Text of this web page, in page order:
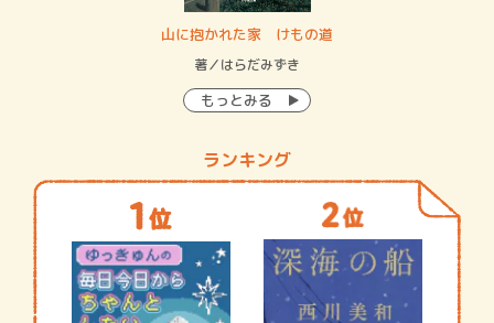
山に抱かれた家 けもの道
著／はらだみずき
もっとみる
ランキング